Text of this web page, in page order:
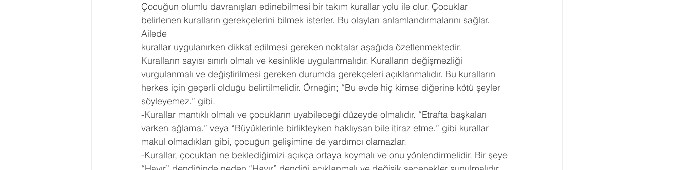
Ergenlik Danışmanlığı PDR Rehberlik Psikoloji Tercih Danışmanı Öğrenci Koçluğu Boşanma Danışmanlığı
Evlilik Terapisi
Çocuğun olumlu davranışları edinebilmesi bir takım kurallar yolu ile olur. Çocuklar
belirlenen kuralların gerekçelerini bilmek isterler. Bu olayları anlamlandırmalarını sağlar.
Ailede
kurallar uygulanırken dikkat edilmesi gereken noktalar aşağıda özetlenmektedir.
Kuralların sayısı sınırlı olmalı ve kesinlikle uygulanmalıdır. Kuralların değişmezliği
vurgulanmalı ve değiştirilmesi gereken durumda gerekçeleri açıklanmalıdır. Bu kuralların
herkes için geçerli olduğu belirtilmelidir. Örneğin; “Bu evde hiç kimse diğerine kötü şeyler
söyleyemez.” gibi.
-Kurallar mantıklı olmalı ve çocukların uyabileceği düzeyde olmalıdır. “Etrafta başkaları
varken ağlama.” veya “Büyüklerinle birlikteyken haklıysan bile itiraz etme.” gibi kurallar
makul olmadıkları gibi, çocuğun gelişimine de yardımcı olamazlar.
-Kurallar, çocuktan ne beklediğimizi açıkça ortaya koymalı ve onu yönlendirmelidir. Bir şeye